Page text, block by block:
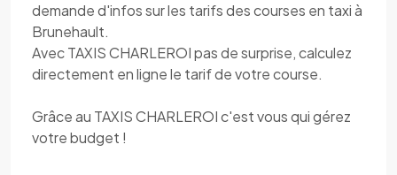
demande d'infos sur les tarifs des courses en taxi à
Brunehault.
Avec TAXIS CHARLEROI pas de surprise, calculez
directement en ligne le tarif de votre course.
Grâce au TAXIS CHARLEROI c'est vous qui gérez
votre budget !